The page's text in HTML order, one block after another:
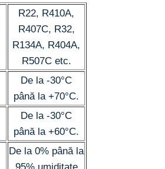
R22, R410A,
R407C, R32,
R134A, R404A,
R507C etc.
De la -30°C
până la +70°C.
De la -30°C
până la +60°C.
De la 0% până la